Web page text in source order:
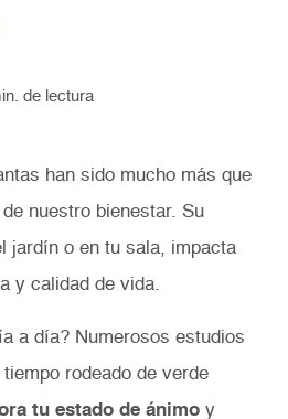
han sido mucho más que
nuestro bienestar. Su
jardín o en tu sala, impacta
y calidad de vida.
a día? Numerosos estudios
rodeado de verde
tu estado de ánimoy